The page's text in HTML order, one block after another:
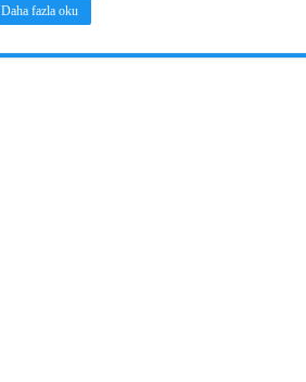
Daha fazla oku